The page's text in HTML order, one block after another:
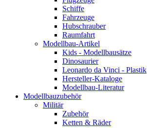
Schiffe
Fahrzeuge
Hubschrauber
Raumfahrt
Modellbau-Artikel
Kids - Modellbausätze
Dinosaurier
Leonardo da Vinci - Plastik
Hersteller-Kataloge
Modellbau-Literatur
Modellbauzubehör
Militär
Zubehör
Ketten & Räder